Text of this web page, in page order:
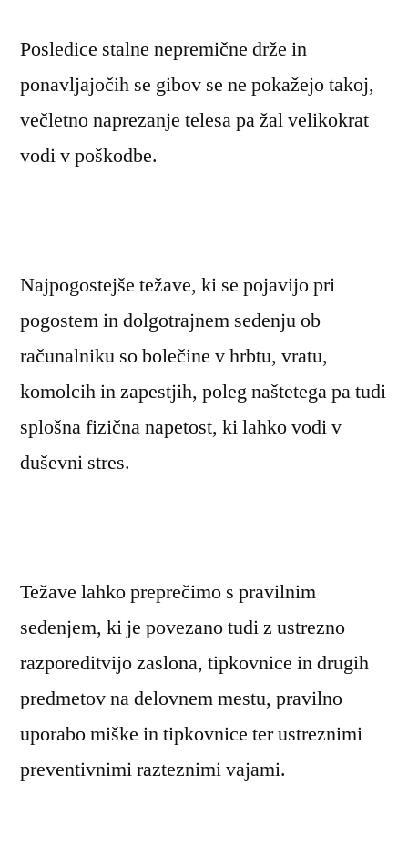
Posledice stalne nepremične drže in
ponavljajočih se gibov se ne pokažejo takoj,
večletno naprezanje telesa pa žal velikokrat
vodi v poškodbe.
Najpogostejše težave, ki se pojavijo pri
pogostem in dolgotrajnem sedenju ob
računalniku so bolečine v hrbtu, vratu,
komolcih in zapestjih, poleg naštetega pa tudi
splošna fizična napetost, ki lahko vodi v
duševni stres.
Težave lahko preprečimo s pravilnim
sedenjem, ki je povezano tudi z ustrezno
razporeditvijo zaslona, tipkovnice in drugih
predmetov na delovnem mestu, pravilno
uporabo miške in tipkovnice ter ustreznimi
preventivnimi razteznimi vajami.